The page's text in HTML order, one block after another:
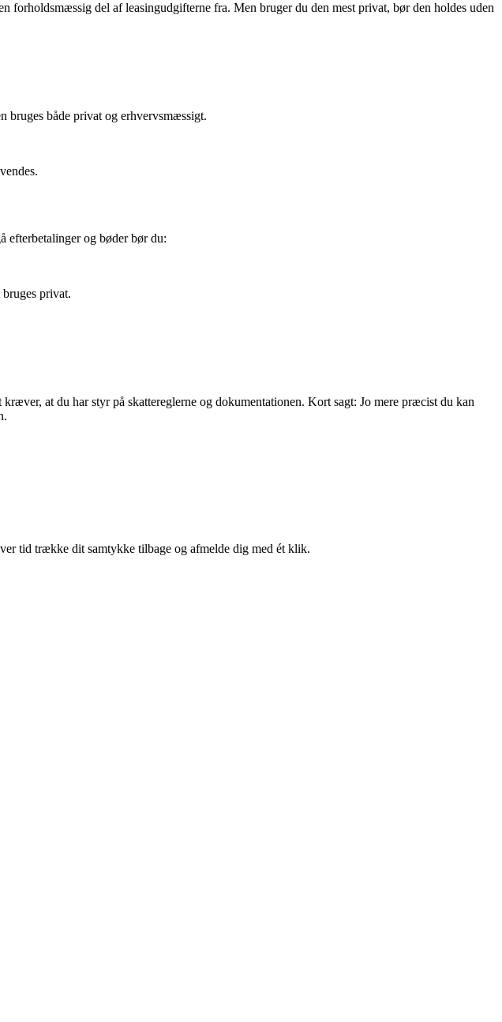
del af leasingudgifterne fra. Men bruger du den mest privat, bør den holdes uden
bruges både privat og erhvervsmæssigt.
efterbetalinger og bøder bør du:
privat.
at du har styr på skattereglerne og dokumentationen. Kort sagt: Jo mere præcist du kan
tid trække dit samtykke tilbage og afmelde dig med ét klik.